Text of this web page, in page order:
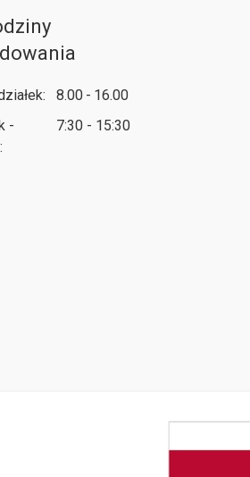
8.00 - 16.00
-
7:30 - 15:30